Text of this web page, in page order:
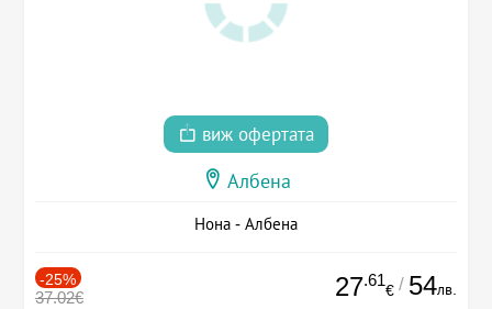
виж офертата
Албена
Нона - Албена
-25%
37.02€ 27.61
€ / 54лв.